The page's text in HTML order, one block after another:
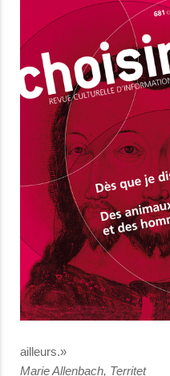
ailleurs.»
Marie Allenbach, Territet